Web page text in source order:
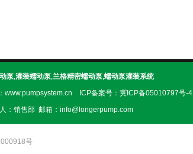
泵,灌装蠕动泵,兰格精密蠕动泵,蠕动泵灌装系统
www.pumpsystem.cn ICP备案号： 冀ICP备05010797号-4
：销售部 邮箱：info@longerpump.com
号